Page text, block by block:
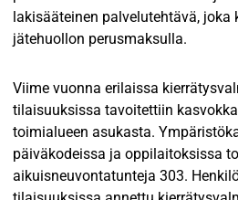
lakisääteinen palvelutehtävä, joka
jätehuollon perusmaksulla.
Viime vuonna erilaissa
tilaisuuksissa tavoitettiin
toimialueen asukasta.
päiväkodeissa ja oppilaitoksissa
aikuisneuvontatunteja 303.